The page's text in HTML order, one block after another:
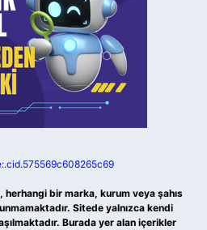
bir marka, kurum veya şahıs
Sitede yalnızca kendi
Burada yer alan içerikler